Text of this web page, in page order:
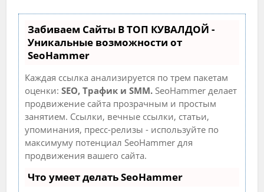
Забиваем Сайты В ТОП КУВАЛДОЙ -
Уникальные возможности от
SeoHammer
Каждая ссылка анализируется по трем пакетам
оценки:SEO, Трафик и SMM. SeoHammer делает
продвижение сайта прозрачным и простым
занятием. Ссылки, вечные ссылки, статьи,
упоминания, пресс-релизы - используйте по
максимуму потенциал SeoHammer для
продвижения вашего сайта.
Что умеет делать SeoHammer